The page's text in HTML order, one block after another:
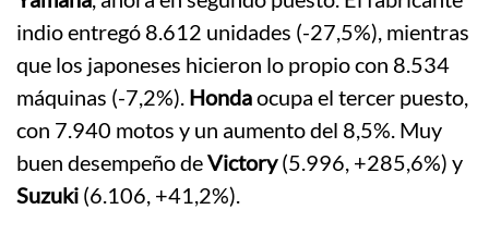
indio entregó 8.612 unidades (-27,5%), mientras
que los japoneses hicieron lo propio con 8.534
máquinas (-7,2%). Hondaocupa el tercer puesto,
con 7.940 motos y un aumento del 8,5%. Muy
buen desempeño deVictory(5.996, +285,6%) y
Suzuki (6.106, +41,2%).